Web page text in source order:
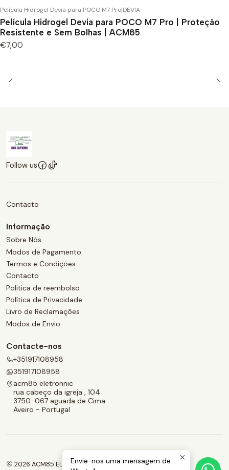
Película Hidrogel Devia para POCO M7 Pro|DEVIA
Película Hidrogel Devia para POCO M7 Pro | Proteção
Resistente e Sem Bolhas | ACM85
€7,00
Follow us
Contacto
Informação
Sobre Nós
Modos de Pagamento
Termos e Condições
Contacto
Politica de reembolso
Política de Privacidade
Livro de Reclamações
Modos de Envio
Contacte-nos
+351917108958
351917108958
acm85 eletronnic
rua cabeço da igreja , 104
3750-067 aguada de Cima
Aveiro - Portugal
2026 ACM85 ELETRONNIC.Envie-nos uma mensagem de